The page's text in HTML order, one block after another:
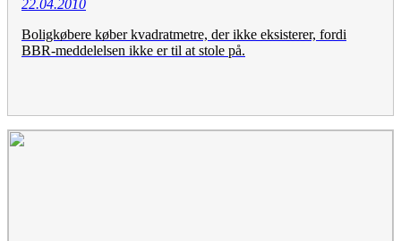
22.04.2010
Boligkøbere køber kvadratmetre, der ikke eksisterer, fordi
BBR-meddelelsen ikke er til at stole på.